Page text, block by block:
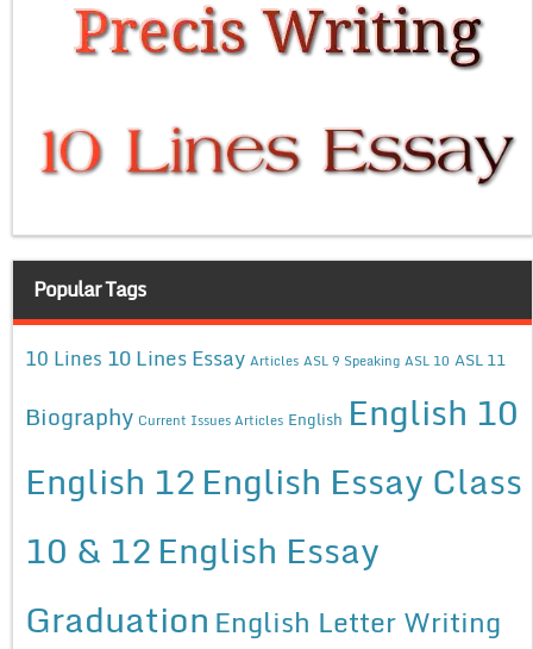
Popular Tags
10 Lines 10 Lines Essay Articles ASL 9 Speaking ASL 10 ASL 11
Biography Current Issues Articles English English 10
English 12English Essay Class
10 & 12English Essay
Graduation English Letter Writing